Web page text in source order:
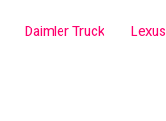
Daimler Truck Lexus